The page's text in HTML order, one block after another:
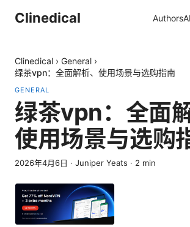
Clinedical Authors
Clinedical › General ›
绿茶vpn：全面解析、使用场景与选购指南
GENERAL
绿茶vpn：全面解
使用场景与选购
2026年4月6日 · Juniper Yeats · 2 min